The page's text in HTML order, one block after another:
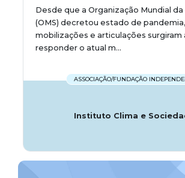
Desde que a Organização Mundial da
(OMS) decretou estado de
mobilizações e articulações surgiram
responder o atual m...
ASSOCIAÇÃO/FUNDAÇÃO
Instituto Clima e